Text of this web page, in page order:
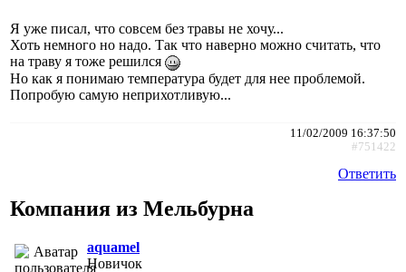
Я уже писал, что совсем без травы не хочу...
Хоть немного но надо. Так что наверно можно считать, что
на траву я тоже решился
Но как я понимаю температура будет для нее проблемой.
Попробую самую неприхотливую...
11/02/2009 16:37:50
#751422
Ответить
Компания из Мельбурна
aquamel
Новичок